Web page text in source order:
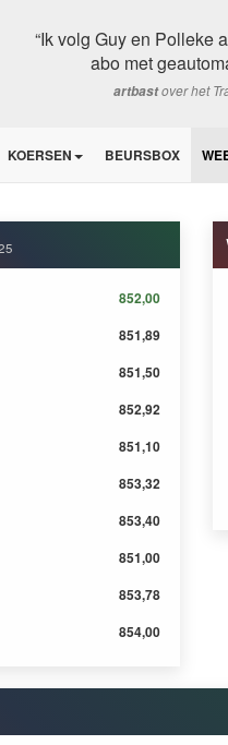
“Ik volg Guy en Polleke
abo met
artbastover het
KOERSEN BEURSBOX
852,00
851,89
851,50
852,92
851,10
853,32
853,40
851,00
853,78
854,00